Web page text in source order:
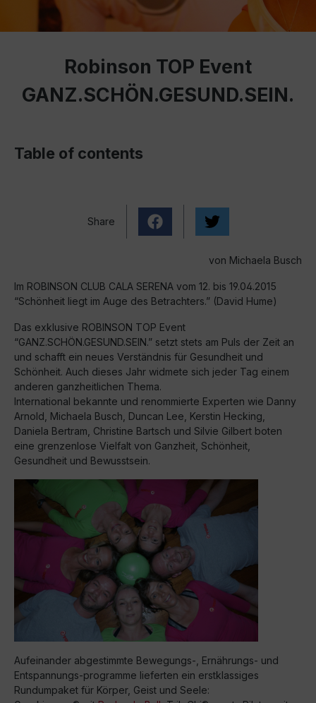
Robinson TOP Event
GANZ.SCHÖN.GESUND.SEIN.
Table of contents
Share
von Michaela Busch
Im ROBINSON CLUB CALA SERENA vom 12. bis 19.04.2015
“Schönheit liegt im Auge des Betrachters.” (David Hume)
Das exklusive ROBINSON TOP Event
“GANZ.SCHÖN.GESUND.SEIN.” setzt stets am Puls der Zeit an
und schafft ein neues Verständnis für Gesundheit und
Schönheit. Auch dieses Jahr widmete sich jeder Tag einem
anderen ganzheitlichen Thema.
International bekannte und renommierte Experten wie Danny
Arnold, Michaela Busch, Duncan Lee, Kerstin Hecking,
Daniela Bertram, Christine Bartsch und Silvie Gilbert boten
eine grenzenlose Vielfalt von Ganzheit, Schönheit,
Gesundheit und Bewusstsein.
Aufeinander abgestimmte Bewegungs-, Ernährungs- und
Entspannungs-programme lieferten ein erstklassiges
Rundumpaket für Körper, Geist und Seele: